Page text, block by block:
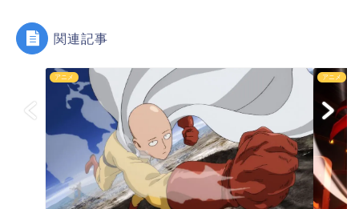
関連記事
アニメ アニメ